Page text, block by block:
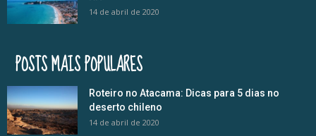
14 de abril de 2020
POSTS MAIS POPULARES
Roteiro no Atacama: Dicas para 5 dias no
deserto chileno
14 de abril de 2020